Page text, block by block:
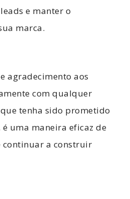
e manter o
marca.
agradecimento aos
com qualquer
tenha sido prometido
uma maneira eficaz de
a construir